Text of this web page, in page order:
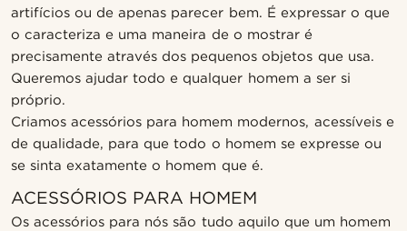
artifícios ou de apenas parecer bem. É expressar o que
o caracteriza e uma maneira de o mostrar é
precisamente através dos pequenos objetos que usa.
Queremos ajudar todo e qualquer homem a ser si
próprio.
Criamos acessórios para homem modernos, acessíveis e
de qualidade, para que todo o homem se expresse ou
se sinta exatamente o homem que é.
ACESSÓRIOS PARA HOMEM
Os acessórios para nós são tudo aquilo que um homem